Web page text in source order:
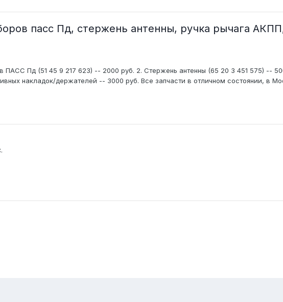
пасс Пд, стержень антенны, ручка рычага
ПАСС Пд (51 45 9 217 623) -- 2000 руб. 2. Стержень антенны (65 20 3 451 575) --
накладок/держателей -- 3000 руб. Все запчасти в отличном состоянии, в